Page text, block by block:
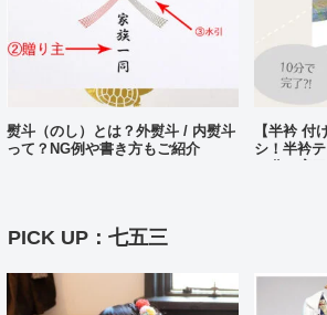
熨斗（のし）とは？外熨斗 / 内熨斗
って？NG例や書き方もご紹介
【半衿 付
シ！半衿
PICK UP：七五三